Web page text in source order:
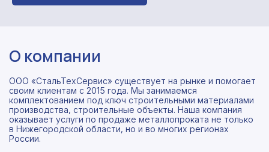
О компании
ООО «СтальТехСервис» существует на рынке и помогает
своим клиентам с 2015 года. Мы занимаемся
комплектованием под ключ строительными материалами
производства, строительные объекты. Наша компания
оказывает услуги по продаже металлопроката не только
в Нижегородской области, но и во многих регионах
России.